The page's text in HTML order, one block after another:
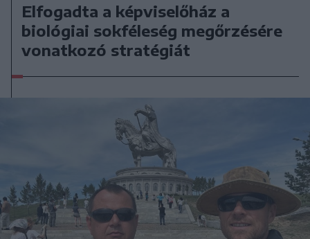
Elfogadta a képviselőház a
biológiai sokféleség megőrzésére
vonatkozó stratégiát